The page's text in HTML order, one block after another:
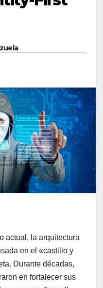
actual, la arquitectura
en el «castillo y
Durante décadas,
en fortalecer sus